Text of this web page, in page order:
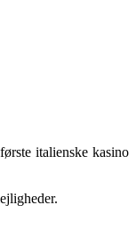
italienske kasino